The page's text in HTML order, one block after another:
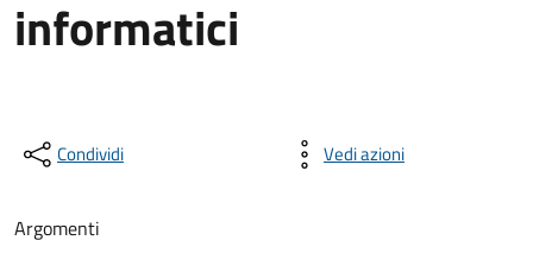
informatici
Condividi Vedi azioni
Argomenti